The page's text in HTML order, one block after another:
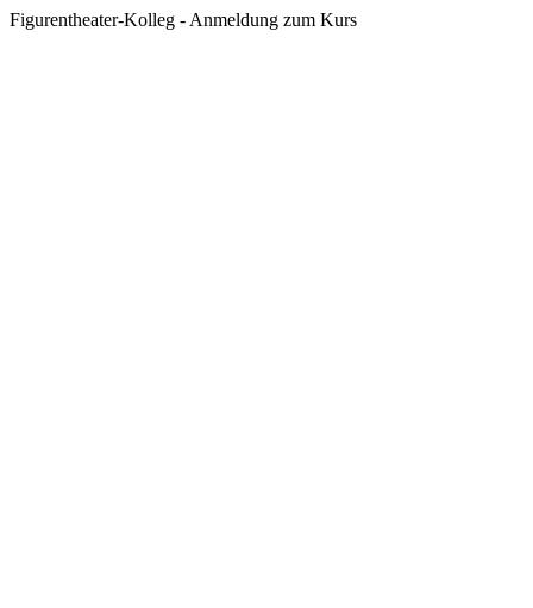
Figurentheater-Kolleg - Anmeldung zum Kurs